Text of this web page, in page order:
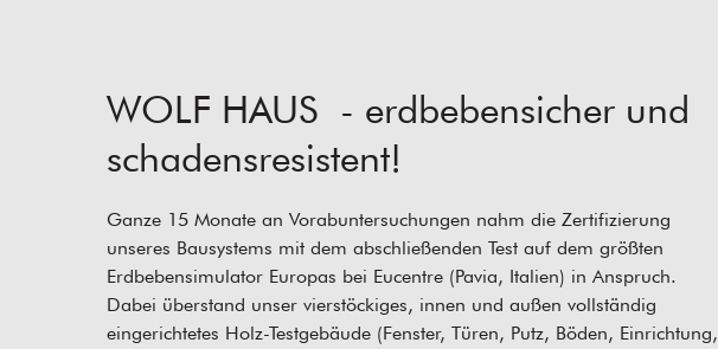
WOLF HAUS - erdbebensicher und
schadensresistent!
Ganze 15 Monate an Vorabuntersuchungen nahm die Zertifizierung
unseres Bausystems mit dem abschließenden Test auf dem größten
Erdbebensimulator Europas bei Eucentre (Pavia, Italien) in Anspruch.
Dabei überstand unser vierstöckiges, innen und außen vollständig
eingerichtetes Holz-Testgebäude (Fenster, Türen, Putz, Böden, Einrichtung,